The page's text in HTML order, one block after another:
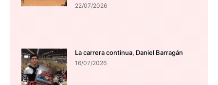
22/07/2026
La carrera continua, Daniel Barragán
16/07/2026